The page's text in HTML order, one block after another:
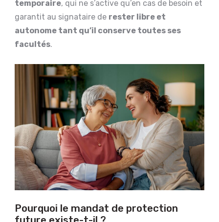
temporaire, qui ne s’active qu’en cas de besoin et
garantit au signataire de rester libre et
autonome tant qu’il conserve toutes ses
facultés.
Pourquoi le mandat de protection